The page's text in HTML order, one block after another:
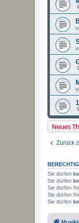
Neues
Zurück
Sie dürfen
Sie dürfen
Sie dürfen
Sie dürfen
Sie dürfen